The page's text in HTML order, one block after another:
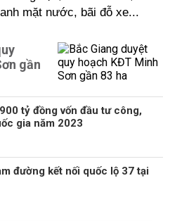
mặt nước, bãi đỗ xe...
gần
tỷ đồng vốn đầu tư công,
gia năm 2023
đường kết nối quốc lộ 37 tại